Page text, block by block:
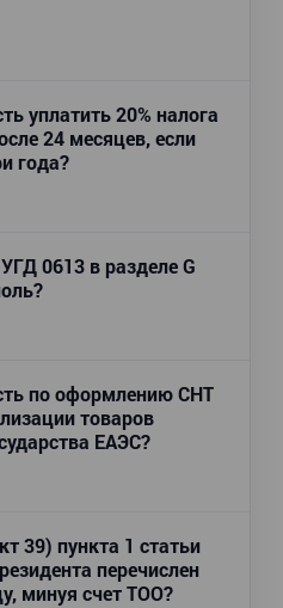
уплатить 20% налога
24 месяцев, если
года?
0613 в разделе G
по оформлению СНТ
товаров
ЕАЭС?
39) пункта 1 статьи
перечислен
минуя счет ТОО?